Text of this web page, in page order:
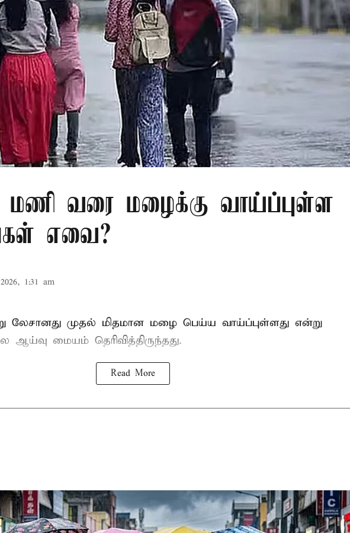
மணி வரை மழைக்கு வாய்ப்புள்ள
எவை?
1:31 am
லேசானது முதல் மிதமான மழை பெய்ய வாய்ப்புள்ளது என்று
மையம் தெரிவித்திருந்தது.
Read More